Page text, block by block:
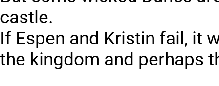
castle.
If Espen and Kristin fail, it
the kingdom and perhaps